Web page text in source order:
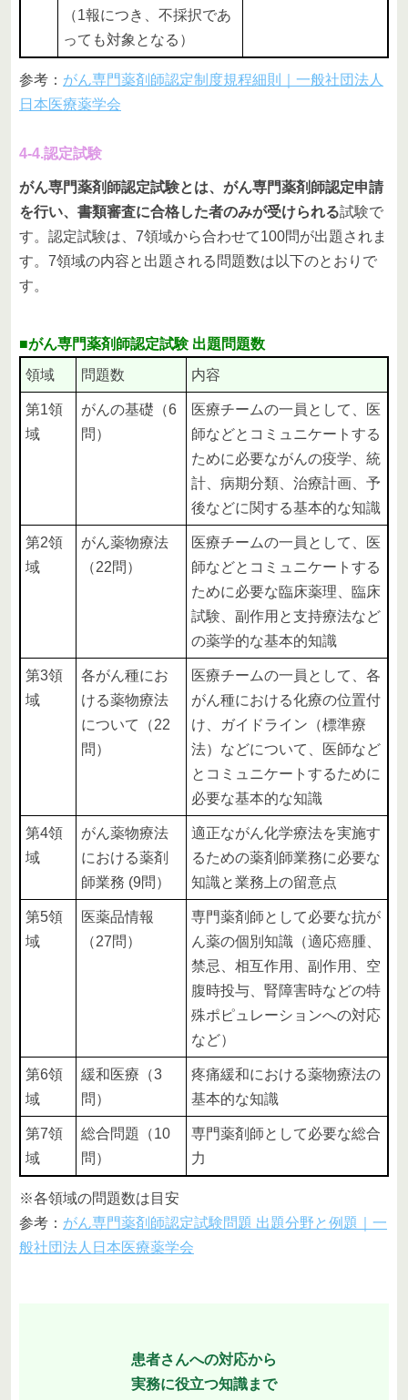
（1報につき、不採択であ
っても対象となる）
参考： がん専門薬剤師認定制度規程細則｜一般社団法人
日本医療薬学会
4-4.認定試験
がん専門薬剤師認定試験とは、がん専門薬剤師認定申請
を行い、書類審査に合格した者のみが受けられる試験で
す。認定試験は、7領域から合わせて100問が出題されま
す。7領域の内容と出題される問題数は以下のとおりで
す。
■がん専門薬剤師認定試験 出題問題数
領域
問題数 内容
第1領
域
がんの基礎（6
問）
医療チームの一員として、医
師などとコミュニケートする
ために必要ながんの疫学、統
計、病期分類、治療計画、予
後などに関する基本的な知識
第2領
域
がん薬物療法
（22問）
医療チームの一員として、医
師などとコミュニケートする
ために必要な臨床薬理、臨床
試験、副作用と支持療法など
の薬学的な基本的知識
第3領
域
各がん種にお
ける薬物療法
について（22
問）
医療チームの一員として、各
がん種における化療の位置付
け、ガイドライン（標準療
法）などについて、医師など
とコミュニケートするために
必要な基本的な知識
第4領
域
がん薬物療法
における薬剤
師業務 (9問）
適正ながん化学療法を実施す
るための薬剤師業務に必要な
知識と業務上の留意点
第5領
域
医薬品情報
（27問）
専門薬剤師として必要な抗が
ん薬の個別知識（適応癌腫、
禁忌、相互作用、副作用、空
腹時投与、腎障害時などの特
殊ポピュレーションへの対応
など）
第6領
域
緩和医療（3
問）
疼痛緩和における薬物療法の
基本的な知識
第7領
域
総合問題（10
問）
専門薬剤師として必要な総合
力
※各領域の問題数は目安
参考： がん専門薬剤師認定試験問題 出題分野と例題｜一
般社団法人日本医療薬学会
患者さんへの対応から
実務に役立つ知識まで